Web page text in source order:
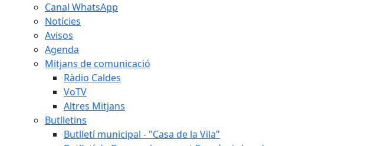
Canal WhatsApp
Notícies
Avisos
Agenda
Mitjans de comunicació
Ràdio Caldes
VoTV
Altres Mitjans
Butlletins
Butlletí municipal - "Casa de la Vila"